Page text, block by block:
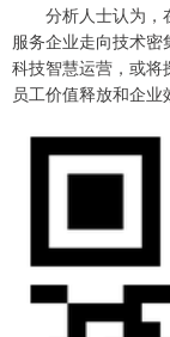
分析人士认为，
服务企业走向技术
科技智慧运营，或将
员工价值释放和企业